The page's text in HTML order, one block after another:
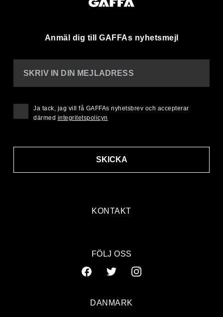
Anmäl dig till GAFFAs nyhetsmejl
KONTAKT
SKRIV IN DIN MEJLADRESS
SKICKA
Ja tack, jag vill få GAFFAs nyhetsbrev och accepterar
därmed integritetspolicyn
FÖLJ OSS
DANMARK